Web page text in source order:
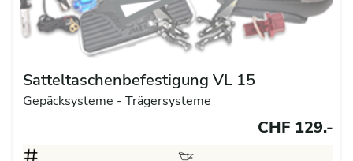
Satteltaschenbefestigung VL 15
Gepäcksysteme - Trägersysteme
CHF 129.-